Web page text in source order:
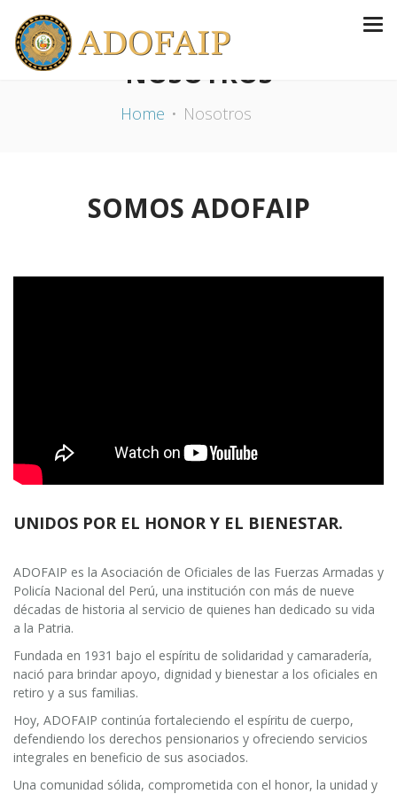
NOSOTROS
Home Nosotros
SOMOS ADOFAIP
UNIDOS POR EL HONOR Y EL BIENESTAR.
ADOFAIP es la Asociación de Oficiales de las Fuerzas Armadas y
Policía Nacional del Perú, una institución con más de nueve
décadas de historia al servicio de quienes han dedicado su vida
a la Patria.
Fundada en 1931 bajo el espíritu de solidaridad y camaradería,
nació para brindar apoyo, dignidad y bienestar a los oficiales en
retiro y a sus familias.
Hoy, ADOFAIP continúa fortaleciendo el espíritu de cuerpo,
defendiendo los derechos pensionarios y ofreciendo servicios
integrales en beneficio de sus asociados.
Una comunidad sólida, comprometida con el honor, la unidad y